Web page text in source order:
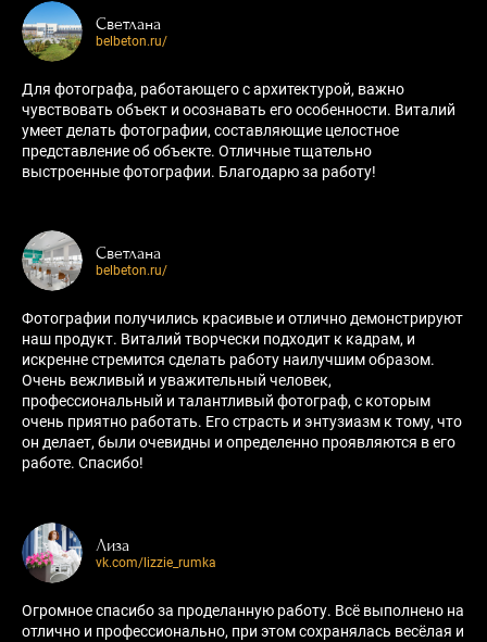
Светлана
belbeton.ru/
Для фотографа, работающего с архитектурой, важно
чувствовать объект и осознавать его особенности. Виталий
умеет делать фотографии, составляющие целостное
представление об объекте. Отличные тщательно
выстроенные фотографии. Благодарю за работу!
Светлана
belbeton.ru/
Фотографии получились красивые и отлично демонстрируют
наш продукт. Виталий творчески подходит к кадрам, и
искренне стремится сделать работу наилучшим образом.
Очень вежливый и уважительный человек,
профессиональный и талантливый фотограф, с которым
очень приятно работать. Его страсть и энтузиазм к тому, что
он делает, были очевидны и определенно проявляются в его
работе. Спасибо!
Лиза
vk.com/lizzie_rumka
Огромное спасибо за проделанную работу. Всë выполнено на
отлично и профессионально, при этом сохранялась весёлая и